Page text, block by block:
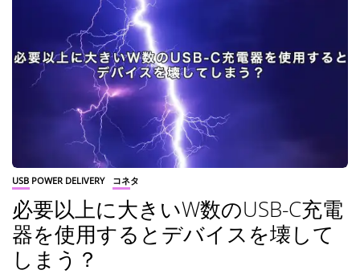
USB POWER DELIVERY コネタ
必要以上に大きいW数のUSB-C充電
器を使用するとデバイスを壊して
しまう？